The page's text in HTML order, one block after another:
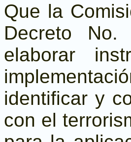
Que la
Decreto
elaborar
identificar y
con el